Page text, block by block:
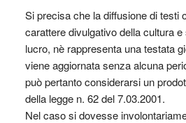
Si precisa che la diffusione di testi
carattere divulgativo della cultura
lucro, nè rappresenta una testata
viene aggiornata senza alcuna
può pertanto considerarsi un
della legge n. 62 del 7.03.2001.
Nel caso si dovesse